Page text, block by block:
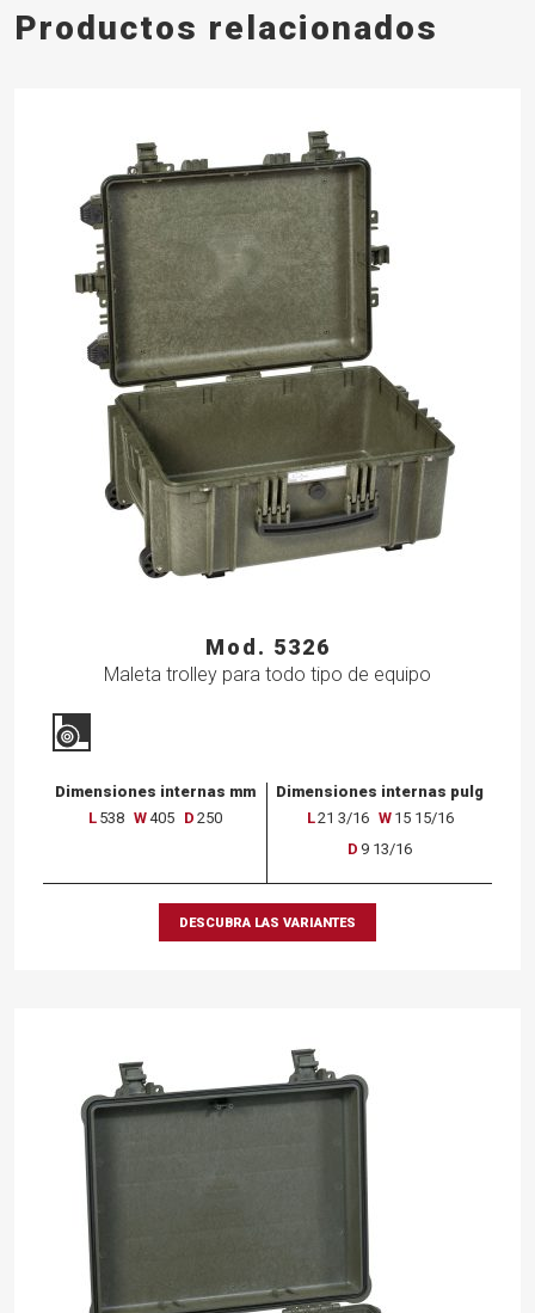
Productos relacionados
Mod. 5326
Maleta trolley para todo tipo de equipo
Dimensiones internas mm
L 538 W405 D 250
Dimensiones internas pulg
L21 3/16 W 15 15/16
D 9 13/16
DESCUBRA LAS VARIANTES